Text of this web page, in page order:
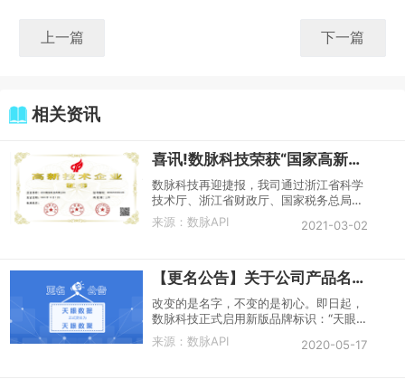
上一篇 下一篇
相关资讯
喜讯!数脉科技荣获“国家高新技术企业”认证
数脉科技再迎捷报，我司通过浙江省科学
技术厅、浙江省财政厅、国家税务总局浙
江省财务局组织的国家高新技术企业认
定，荣获国家“高新技术企业”称号，这是
来源：数脉API 2021-03-02
【更名公告】关于公司产品名称变更的通知
改变的是名字，不变的是初心。即日起，
数脉科技正式启用新版品牌标识：“天眼
数据”正式更名为“天眼数聚”。我司将陆续
展开对官网、微信公众号（迁移）、各个
来源：数脉API 2020-05-17